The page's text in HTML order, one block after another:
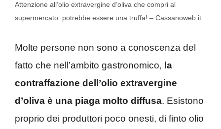
Attenzione all’olio extravergine d’oliva che compri al
supermercato: potrebbe essere una truffa! – Cassanoweb.it
Molte persone non sono a conoscenza del
fatto che nell’ambito gastronomico, la
contraffazione dell’olio extravergine
d’oliva è una piaga molto diffusa. Esistono
proprio dei produttori poco onesti, di finto olio